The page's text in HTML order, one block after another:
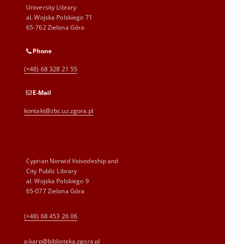
University Library
al. Wojska Polskiego 71
65-762 Zielona Góra
Phone
(+48) 68 328 21 55
E-Mail
kontakt@zbc.uz.zgora.pl
Cyprian Norwid Voivodeship and
City Public Library
al. Wojska Polskiego 9
65-077 Zielona Góra
(+48) 68 453 26 06
p.karp@biblioteka.zgora.pl